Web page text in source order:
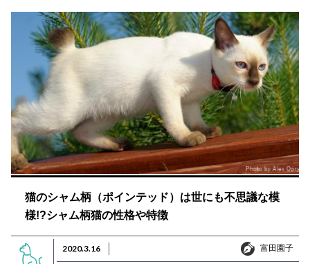
猫のシャム柄（ポインテッド）は世にも不思議な模
様!?シャム柄猫の性格や特徴
2020.3.16 富田園子
富田園子